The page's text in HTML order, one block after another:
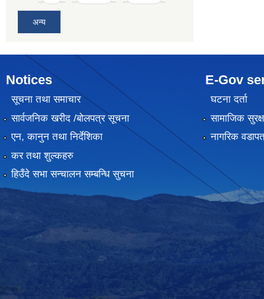
अन्य
Notices
सूचना तथा समाचार
सार्वजनिक खरीद /बोलपत्र सूचना
एन, कानुन तथा निर्देशिका
कर तथा शुल्कहरु
हिउँदे सभा सन्चालन सम्बन्धि सुचना
E-Gov
घटना दर्ता
सामाजिक
नागरिक